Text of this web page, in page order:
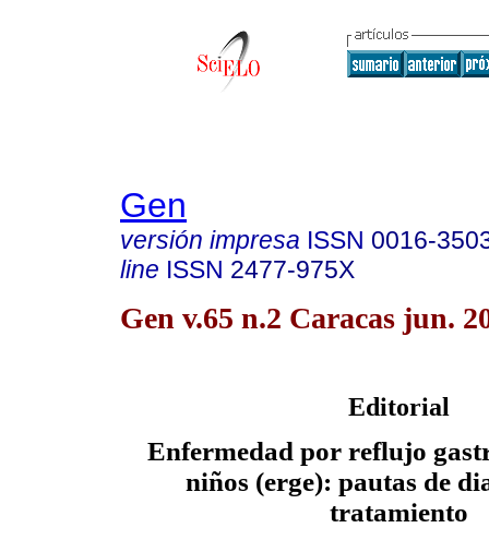
Gen
versión impresa ISSN 0016-
line ISSN 2477-975X
Gen v.65 n.2 Caracas jun.
Editorial
Enfermedad por reflujo
niños (erge): pautas de
tratamiento